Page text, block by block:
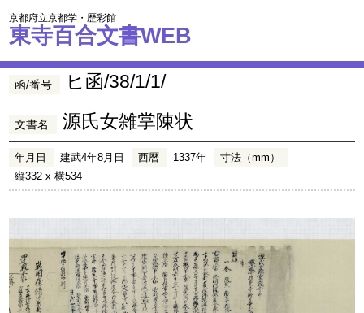
京都府立京都学・歴彩館
東寺百合文書WEB
函/番号 ヒ函/38/1/1/
文書名 源氏女雑掌陳状
年月日 建武4年8月日 西暦 1337年
寸法（mm）
縦332 x 横534